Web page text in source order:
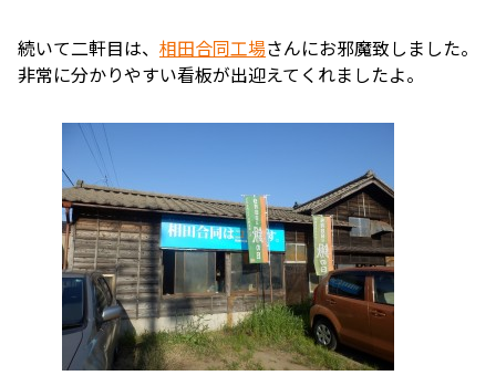
続いて二軒目は、 相田合同工場さんにお邪魔致しました。
非常に分かりやすい看板が出迎えてくれましたよ。